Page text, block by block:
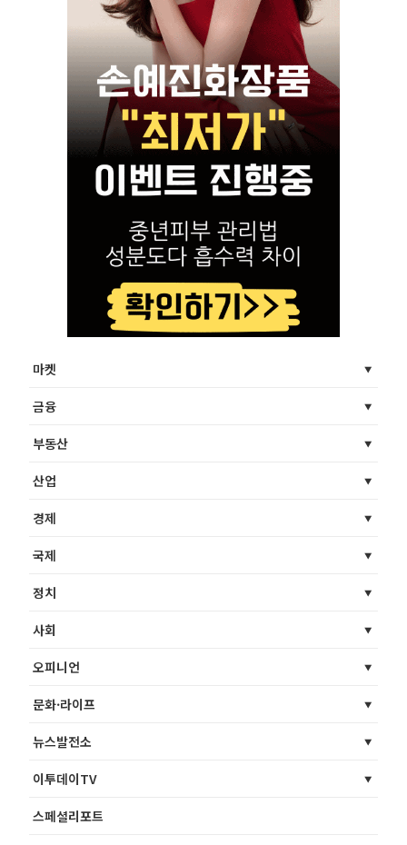
마켓
금융
부동산
산업
경제
국제
정치
사회
오피니언
문화·라이프
뉴스발전소
이투데이TV
스페셜리포트